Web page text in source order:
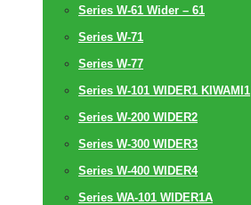
Series W-61 Wider – 61
Series W-71
Series W-77
Series W-101 WIDER1 KIWAMI1
Series W-200 WIDER2
Series W-300 WIDER3
Series W-400 WIDER4
Series WA-101 WIDER1A